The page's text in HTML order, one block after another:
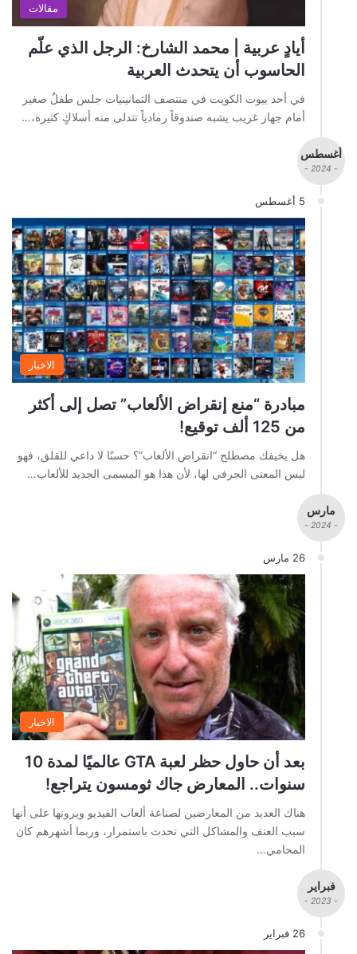
مقالات
أيادٍ عربية | محمد الشارخ: الرجل الذي علّم
الحاسوب أن يتحدث العربية
في أحد بيوت الكويت في منتصف الثمانينيات جلس طفلٌ صغير
أمام جهاز غريب يشبه صندوقاً رمادياً تتدلى منه أسلاكٍ كثيرة،…
أغسطس
- 2024 -
5 أغسطس
الاخبار
مبادرة “منع إنقراض الألعاب” تصل إلى أكثر
من 125 ألف توقيع!
هل يخيفك مصطلح “انقراض الألعاب”؟ حسنًا لا داعي للقلق، فهو
ليس المعنى الحرفي لها، لأن هذا هو المسمى الجديد للألعاب…
مارس
- 2024 -
26 مارس
الاخبار
بعد أن حاول حظر لعبة GTA عالميًا لمدة 10
سنوات.. المعارض جاك ثومسون يتراجع!
هناك العديد من المعارضين لصناعة ألعاب الفيديو ويرونها على أنها
سبب العنف والمشاكل التي تحدث باستمرار، وربما أشهرهم كان
المحامي…
فبراير
- 2023 -
26 فبراير